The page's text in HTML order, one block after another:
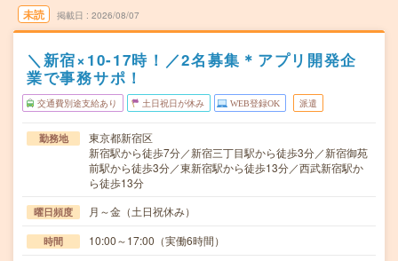
未読 掲載日 2026/08/07
＼新宿×10-17時！／2名募集＊アプリ開発企
業で事務サポ！
交通費別途支給あり 土日祝日が休み WEB登録OK 派遣
勤務地
東京都新宿区
新宿駅から徒歩7分／新宿三丁目駅から徒歩3分／新宿御苑
前駅から徒歩3分／東新宿駅から徒歩13分／西武新宿駅か
ら徒歩13分
曜日頻度 月～金（土日祝休み）
時間 10:00～17:00（実働6時間）